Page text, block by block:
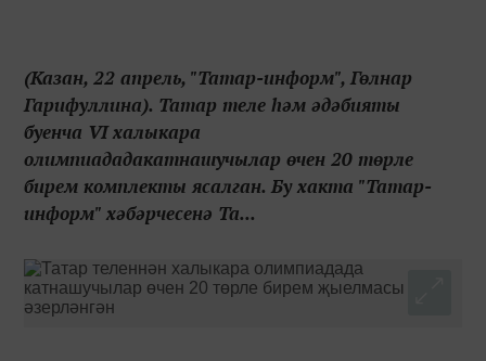
(Казан, 22 апрель, "Татар-информ", Гөлнар
Гарифуллина). Татар теле һәм әдәбияты
буенча VI халыкара
олимпиададакатнашучылар өчен 20 төрле
бирем комплекты ясалган. Бу хакта "Татар-
информ" хәбәрчесенә Та...